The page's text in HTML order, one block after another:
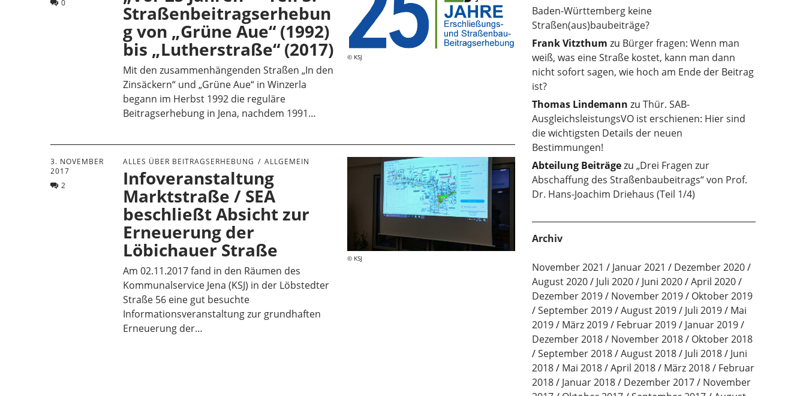
KSJ
0
Straßenbeitragserhebun
g von „Grüne Aue“ (1992)
bis „Lutherstraße“ (2017)
Mit den zusammenhängenden Straßen „In den
Zinsäckern“ und „Grüne Aue“ in Winzerla
begann im Herbst 1992 die reguläre
Beitragserhebung in Jena, nachdem 1991…
KSJ
3. NOVEMBER
2017
2
ALLES ÜBER BEITRAGSERHEBUNG ALLGEMEIN
Infoveranstaltung
Marktstraße / SEA
beschließt Absicht zur
Erneuerung der
Löbichauer Straße
Am 02.11.2017 fand in den Räumen des
Kommunalservice Jena (KSJ) in der Löbstedter
Straße 56 eine gut besuchte
Informationsveranstaltung zur grundhaften
Erneuerung der…
Baden-Württemberg keine
Straßen(aus)baubeiträge?
Frank Vitzthum zu Bürger fragen: Wenn man
weiß, was eine Straße kostet, kann man dann
nicht sofort sagen, wie hoch am Ende der Beitrag
ist?
Thomas Lindemann zu Thür. SAB-
AusgleichsleistungsVO ist erschienen: Hier sind
die wichtigsten Details der neuen
Bestimmungen!
Abteilung Beiträgezu „Drei Fragen zur
Abschaffung des Straßenbaubeitrags“ von Prof.
Dr. Hans-Joachim Driehaus (Teil 1/4)
Archiv
November 2021 Januar 2021
Dezember 2020
August 2020
Juli 2020 Juni 2020
April 2020
Dezember 2019
November 2019
Oktober 2019
September 2019
August 2019 Juli 2019
Mai
2019
März 2019 Februar 2019
Januar 2019
Dezember 2018
November 2018
Oktober 2018
September 2018
August 2018 Juli 2018
Juni
2018
Mai 2018 April 2018 März 2018
Februar
2018
Januar 2018 Dezember 2017
November